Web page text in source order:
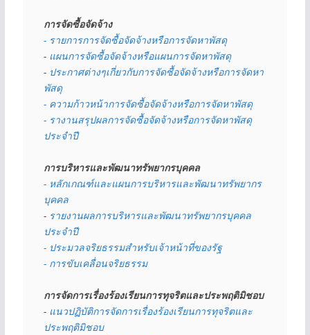
การจัดซื้อจัดจ้าง
- รายการการจัดซื้อจัดจ้างหรือการจัดหาพัสดุ
- แผนการจัดซื้อจัดจ้างหรือแผนการจัดหาพัสดุ
- ประกาศต่างๆเกี่ยวกับการจัดซื้อจัดจ้างหรือการจัดหา
พัสดุ
- ความก้าวหน้าการจัดซื้อจัดจ้างหรือการจัดหาพัสดุ
- รางานสรุปผลการจัดซื้อจัดจ้างหรือการจัดหาพัสดุ
ประจำปี
การบริหารและพัฒนาทรัพยากรบุคคล
- หลักเกณฑ์และแผนการบริหารและพัฒนาทรัพยากร
บุคคล
- รายงานผลการบริหารและพัฒนาทรัพยากรบุคคล
ประจำปี
- ประมวลจริยธรรมสำหรับเจ้าหน้าที่ของรัฐ
- การขับเคลื่อนจริยธรรม
การจัดการเรื่องร้องเรียนการทุจริตและประพฤติมิชอบ
- แนวปฏิบัติการจัดการเรื่องร้องเรียนการทุจริตและ
ประพฤติมิชอบ